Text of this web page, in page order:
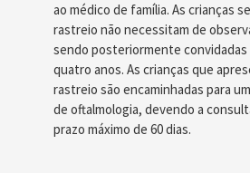
ao médico de família. As crianças
rastreio não necessitam de
sendo posteriormente convidadas
quatro anos. As crianças que
rastreio são encaminhadas para
de oftalmologia, devendo a
prazo máximo de 60 dias.